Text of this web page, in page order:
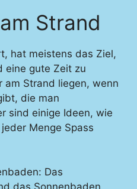
Strand
hat meistens das Ziel,
eine gute Zeit zu
am Strand liegen, wenn
die man
sind einige Ideen, wie
Menge Spass
Das